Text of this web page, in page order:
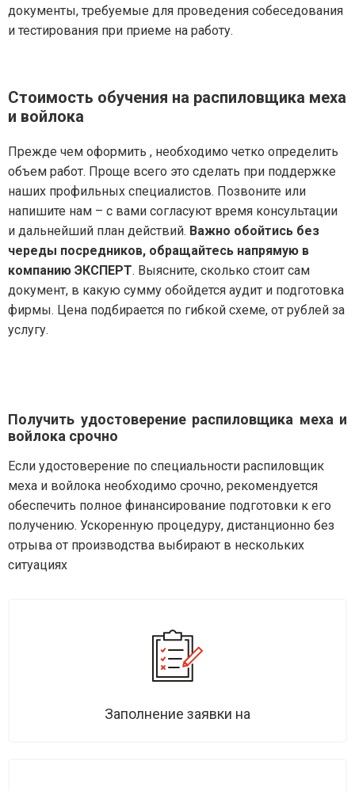
документы, требуемые для проведения собеседования
и тестирования при приеме на работу.
Стоимость обучения на распиловщика меха
и войлока
Прежде чем оформить , необходимо четко определить
объем работ. Проще всего это сделать при поддержке
наших профильных специалистов. Позвоните или
напишите нам – с вами согласуют время консультации
и дальнейший план действий. Важно обойтись без
череды посредников, обращайтесь напрямую в
компанию ЭКСПЕРТ. Выясните, сколько стоит сам
документ, в какую сумму обойдется аудит и подготовка
фирмы. Цена подбирается по гибкой схеме, от рублей за
услугу.
Получить удостоверение распиловщика меха и
войлока срочно
Если удостоверение по специальности распиловщик
меха и войлока необходимо срочно, рекомендуется
обеспечить полное финансирование подготовки к его
получению. Ускоренную процедуру, дистанционно без
отрыва от производства выбирают в нескольких
ситуациях
Заполнение заявки на